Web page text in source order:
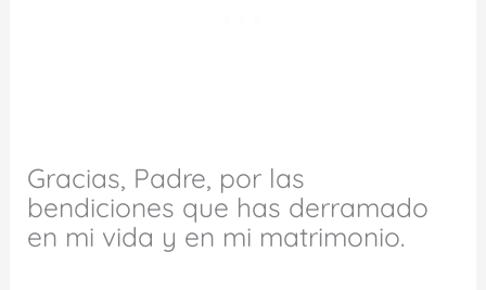
Gracias, Padre, por las
bendiciones que has derramado
en mi vida y en mi matrimonio.